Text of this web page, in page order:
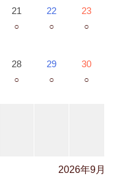
21
○
22
○
23
○
28
○
29
○
30
○
2026年9月